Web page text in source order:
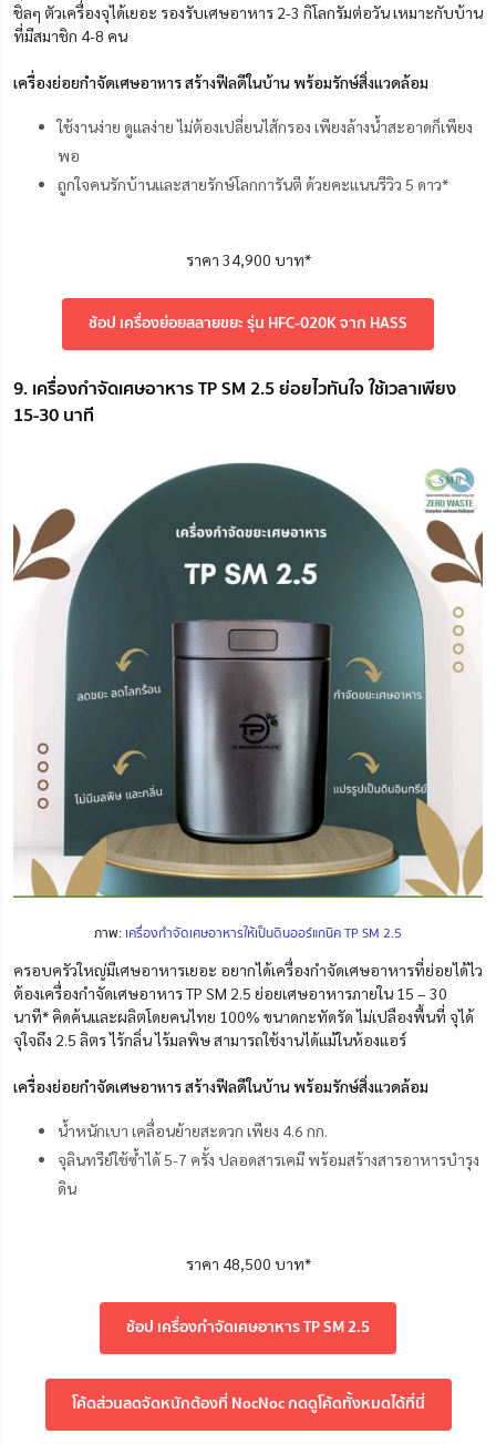
ชิลๆ ตัวเครื่องจุได้เยอะ รองรับเศษอาหาร 2-3 กิโลกรัมต่อวัน เหมาะกับบ้าน
ที่มีสมาชิก 4-8 คน
เครื่องย่อยกำจัดเศษอาหาร สร้างฟีลดีในบ้าน พร้อมรักษ์สิ่งแวดล้อม
ใช้งานง่าย ดูแลง่าย ไม่ต้องเปลี่ยนไส้กรอง เพียงล้างน้ำสะอาดก็เพียง
พอ
ถูกใจคนรักบ้านและสายรักษ์โลกการันตี ด้วยคะแนนรีวิว 5 ดาว*
ราคา 34,900 บาท*
ช้อป เครื่องย่อยสลายขยะ รุ่น HFC-020K จาก HASS
9. เครื่องกำจัดเศษอาหาร TP SM 2.5 ย่อยไวทันใจ ใช้เวลาเพียง
15-30 นาที
ภาพ: เครื่องกำจัดเศษอาหารให้เป็นดินออร์แกนิค TP SM 2.5
ครอบครัวใหญ่มีเศษอาหารเยอะ อยากได้เครื่องกำจัดเศษอาหารที่ย่อยได้ไว
ต้องเครื่องกำจัดเศษอาหาร TP SM 2.5 ย่อยเศษอาหารภายใน 15 – 30
นาที* คิดค้นและผลิตโดยคนไทย 100% ขนาดกะทัดรัด ไม่เปลืองพื้นที่ จุได้
จุใจถึง 2.5 ลิตร ไร้กลิ่น ไร้มลพิษ สามารถใช้งานได้แม้ในห้องแอร์
เครื่องย่อยกำจัดเศษอาหาร สร้างฟีลดีในบ้าน พร้อมรักษ์สิ่งแวดล้อม
น้ำหนักเบา เคลื่อนย้ายสะดวก เพียง 4.6 กก.
จุลินทรีย์ใช้ซ้ำได้ 5-7 ครั้ง ปลอดสารเคมี พร้อมสร้างสารอาหารบำรุง
ดิน
ราคา 48,500 บาท*
ช้อป เครื่องกำจัดเศษอาหาร TP SM 2.5
โค้ดส่วนลดจัดหนักต้องที่ NocNoc กดดูโค้ดทั้งหมดได้ที่นี่